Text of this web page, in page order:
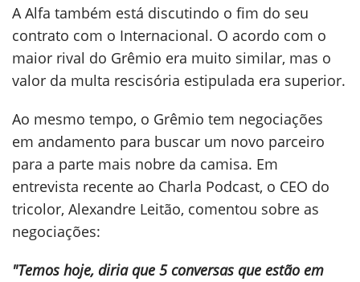
A Alfa também está discutindo o fim do seu
contrato com o Internacional. O acordo com o
maior rival do Grêmio era muito similar, mas o
valor da multa rescisória estipulada era superior.
Ao mesmo tempo, o Grêmio tem negociações
em andamento para buscar um novo parceiro
para a parte mais nobre da camisa. Em
entrevista recente ao Charla Podcast, o CEO do
tricolor, Alexandre Leitão, comentou sobre as
negociações:
"Temos hoje, diria que 5 conversas que estão em